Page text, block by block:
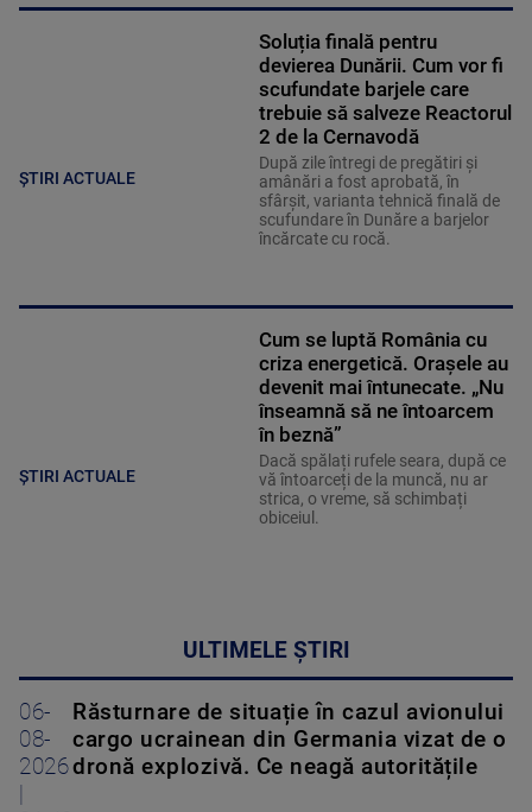
ȘTIRI ACTUALE
Soluția finală pentru
devierea Dunării. Cum vor fi
scufundate barjele care
trebuie să salveze Reactorul
2 de la Cernavodă
După zile întregi de pregătiri și
amânări a fost aprobată, în
sfârșit, varianta tehnică finală de
scufundare în Dunăre a barjelor
încărcate cu rocă.
ȘTIRI ACTUALE
Cum se luptă România cu
criza energetică. Orașele au
devenit mai întunecate. „Nu
înseamnă să ne întoarcem
în beznă”
Dacă spălați rufele seara, după ce
vă întoarceți de la muncă, nu ar
strica, o vreme, să schimbați
obiceiul.
ULTIMELE ȘTIRI
06-
08-
2026
Răsturnare de situație în cazul avionului
cargo ucrainean din Germania vizat de o
dronă explozivă. Ce neagă autoritățile